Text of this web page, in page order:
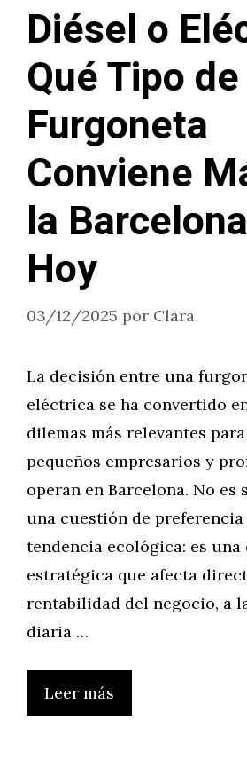
Diésel o
Qué Tipo de
Furgoneta
Conviene
la
Hoy
03/12/2025 por Clara
La decisión entre una
eléctrica se ha convertido
dilemas más relevantes
pequeños empresarios y
operan en Barcelona. No es
una cuestión de
tendencia ecológica: es
estratégica que afecta
rentabilidad del negocio, a
diaria …
Leer más